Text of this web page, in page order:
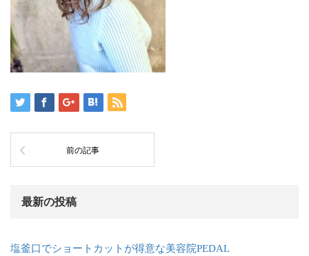
前の記事
最新の投稿
塩釜口でショートカットが得意な美容院PEDAL